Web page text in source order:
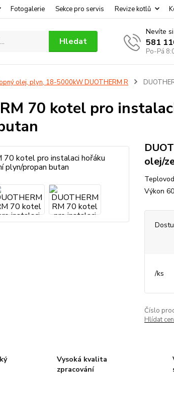
Fotogalerie Sekce pro servis Revize kotlů
Hledat
Nevíte
581
Po-Pá
olej, plyn, 18-5000kW DUOTHERM R
70 kotel pro
olej/
Výkon
/ks
Číslo
Hlídat
Vysoká kvalita
zpracování